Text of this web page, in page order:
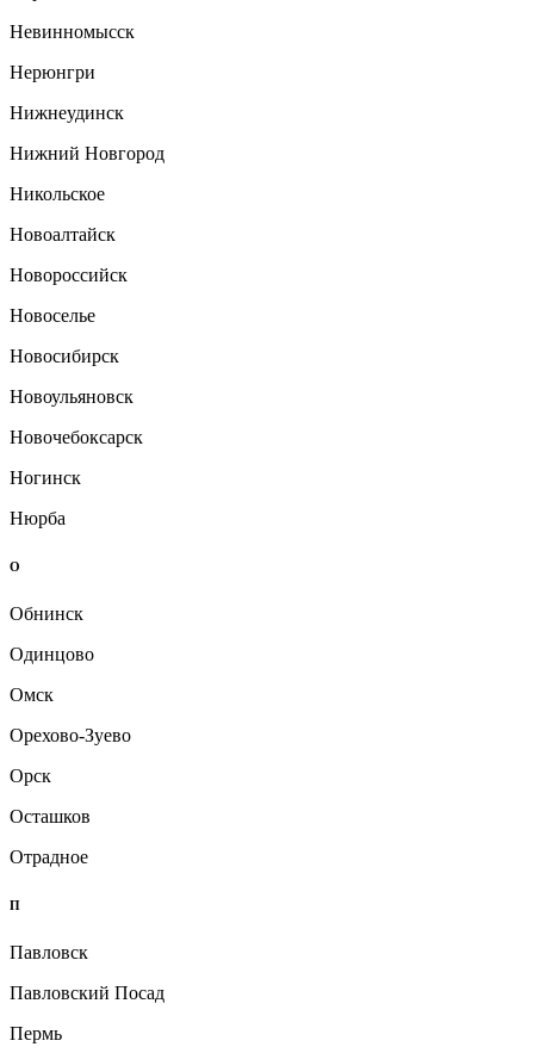
Невинномысск
Нерюнгри
Нижнеудинск
Нижний Новгород
Никольское
Новоалтайск
Новороссийск
Новоселье
Новосибирск
Новоульяновск
Новочебоксарск
Ногинск
Нюрба
О
Обнинск
Одинцово
Омск
Орехово-Зуево
Орск
Осташков
Отрадное
П
Павловск
Павловский Посад
Пермь